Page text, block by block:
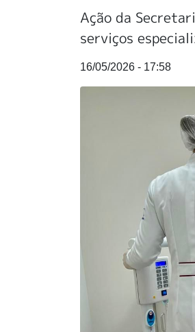
Ação da
serviços
16/05/2026 - 17:58